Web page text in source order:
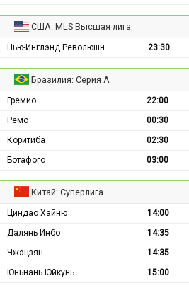
США: MLS Высшая лига
Нью-Инглэнд Революшн 23:30
Бразилия: Серия А
Гремио 22:00
Ремо
00:30
Коритиба
02:30
Ботафого
03:00
Китай: Суперлига
Циндао Хайню 14:00
Далянь Инбо
14:35
Чжэцзян
14:35
Юньнань Юйкунь
15:00